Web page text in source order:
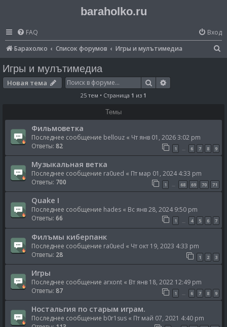
baraholko.ru
FAQ
Вход
Барахолко
Список форумов Игры и мулътимедиа
Игры и мулътимедиа
Новая тема Поиск
25 тем • Страница 1 из 1
Темы
Фильмоветка
Последнее сообщение bellouz « Чт янв 01, 2026 3:02 pm
Ответы: 82 1 … 6 7 8 9
Музыкальная ветка
Последнее сообщение ra0ued « Пт мар 01, 2024 4:33 pm
Ответы: 700 1 … 68 69 70 71
Quake I
Последнее сообщение hades « Вс янв 28, 2024 9:50 pm
Ответы: 66 1 … 4 5 6 7
Филъмы киберпанк
Последнее сообщение ra0ued « Чт окт 19, 2023 4:33 pm
Ответы: 28 1 2 3
Игры
Последнее сообщение arxont « Вт янв 18, 2022 12:49 pm
Ответы: 87 1 … 6 7 8 9
Ностальгия по старым играм.
Последнее сообщение b0r1sus « Пт май 07, 2021 4:40 pm